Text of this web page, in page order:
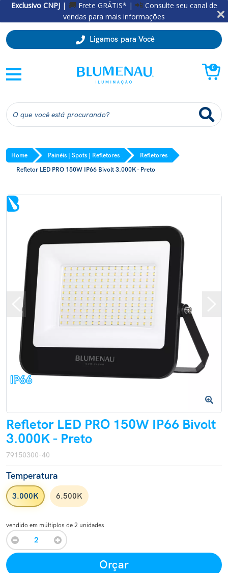
Exclusivo CNPJ | 🚚 Frete GRÁTIS* | 📲 Consulte seu canal de
vendas para mais informações
Ligamos para Você
0
Home Painéis | Spots | Refletores
Refletores
Refletor LED PRO 150W IP66 Bivolt 3.000K - Preto
Refletor LED PRO 150W IP66 Bivolt
3.000K - Preto
79150300-40
Temperatura
3.000K 6.500K
vendido em múltiplos de 2 unidades
Orçar